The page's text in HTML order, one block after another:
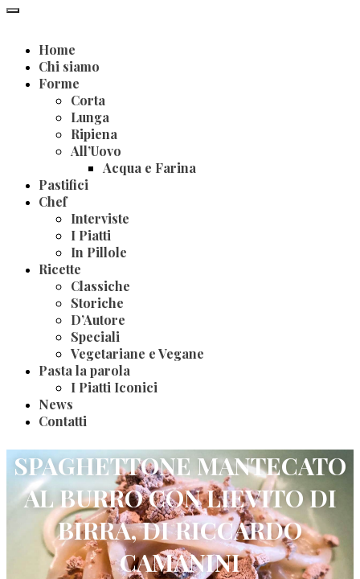
Home
Chi siamo
Forme
Corta
Lunga
Ripiena
All’Uovo
Acqua e Farina
Pastifici
Chef
Interviste
I Piatti
In Pillole
Ricette
Classiche
Storiche
D’Autore
Speciali
Vegetariane e Vegane
Pasta la parola
I Piatti Iconici
News
Contatti
SPAGHETTONE MANTECATO
AL BURRO CON LIEVITO DI
BIRRA, DI RICCARDO
CAMANINI